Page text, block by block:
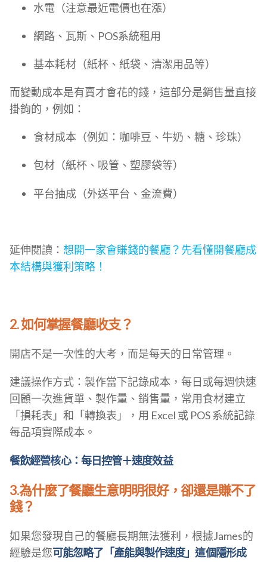
水電（注意最近電價也在漲）
網路、瓦斯、POS系統租用
基本耗材（紙杯、紙袋、清潔用品等）
而變動成本是有賣才會花的錢，這部分是銷售量直接
掛鉤的，例如：
食材成本（例如：咖啡豆、牛奶、糖、珍珠）
包材（紙杯、吸管、塑膠袋等）
平台抽成（外送平台、金流費）
延伸閱讀： 想開一家會賺錢的餐廳？先看懂開餐廳成
本結構與獲利策略！
2. 如何掌握餐廳收支？
開店不是一次性的大考，而是每天的日常管理。
建議操作方式：製作當下記錄成本，每日或每週快速
回顧一次進貨單、製作量、銷售量，常用食材建立
「損耗表」和「轉換表」，用 Excel 或 POS 系統記錄
每品項實際成本。
餐飲經營核心：每日控管＋速度效益
3.為什麼了餐廳生意明明很好，卻還是賺不了
錢？
如果您發現自己的餐廳長期無法獲利，根據James的
經驗是您可能忽略了「產能與製作速度」這個隱形成